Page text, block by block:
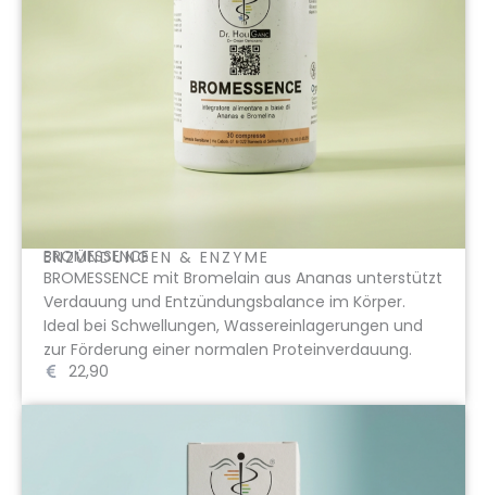
ENZÜNDUNGEN & ENZYME
BROMESSENCE
BROMESSENCE mit Bromelain aus Ananas unterstützt
Verdauung und Entzündungsbalance im Körper.
Ideal bei Schwellungen, Wassereinlagerungen und
zur Förderung einer normalen Proteinverdauung.
22,90